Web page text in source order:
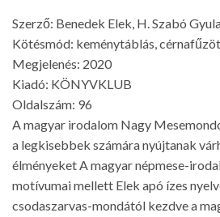
Szerző: Benedek Elek, H. Szabó
Kötésmód: keménytáblás,
Megjelenés: 2020
Kiadó: KÖNYVKLUB
Oldalszám: 96
A magyar irodalom Nagy
a legkisebbek számára nyújtanak
élményeket A magyar népmese-
motívumai mellett Elek apó ízes
csodaszarvas-mondától kezdve a